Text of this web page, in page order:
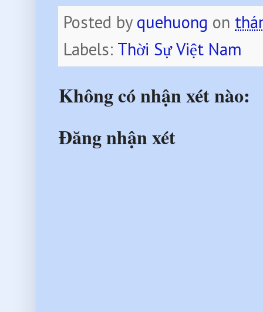
Posted by quehuong on
Labels: Thời Sự Việt Nam
Không có nhận xét nào:
Đăng nhận xét